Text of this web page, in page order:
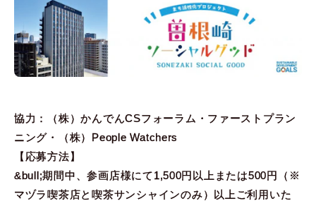
協力：（株）かんでんCSフォーラム・ファーストプラン
ニング・（株）People Watchers
【応募方法】
&bull;期間中、参画店様にて1,500円以上または500円（※
マヅラ喫茶店と喫茶サンシャインのみ）以上ご利用いた